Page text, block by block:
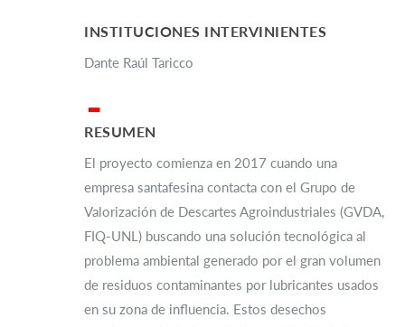
INSTITUCIONES INTERVINIENTES
Dante Raúl Taricco
RESUMEN
El proyecto comienza en 2017 cuando una
empresa santafesina contacta con el Grupo de
Valorización de Descartes Agroindustriales (GVDA,
FIQ-UNL) buscando una solución tecnológica al
problema ambiental generado por el gran volumen
de residuos contaminantes por lubricantes usados
en su zona de influencia. Estos desechos